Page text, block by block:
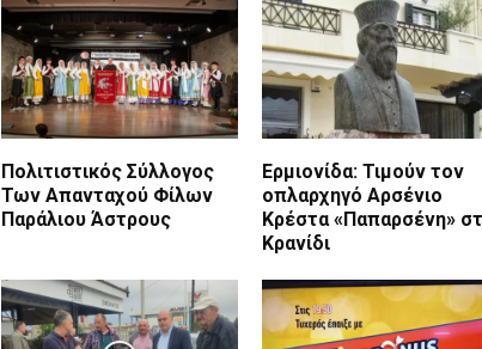
Πολιτιστικός Σύλλογος
Των Απανταχού Φίλων
Παράλιου Άστρους
Ερμιονίδα: Τιμούν τον
οπλαρχηγό Αρσένιο
Κρέστα «Παπαρσένη»
Κρανίδι